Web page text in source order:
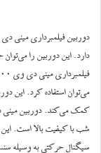
دارد. این دوربین را
می‌توان استفاده کرد. این
شب با کیفیت بالا است.
سیگنال حرکتی به وسیله